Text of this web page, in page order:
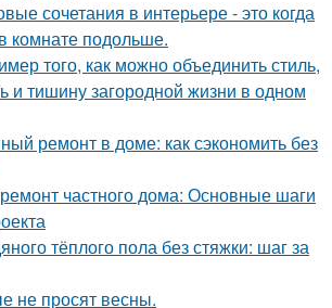
сочетания в интерьере - это когда
комнате подольше.
того, как можно объединить стиль,
и тишину загородной жизни в одном
ремонт в доме: как сэкономить без
частного дома: Основные шаги
тёплого пола без стяжки: шаг за
не просят весны.